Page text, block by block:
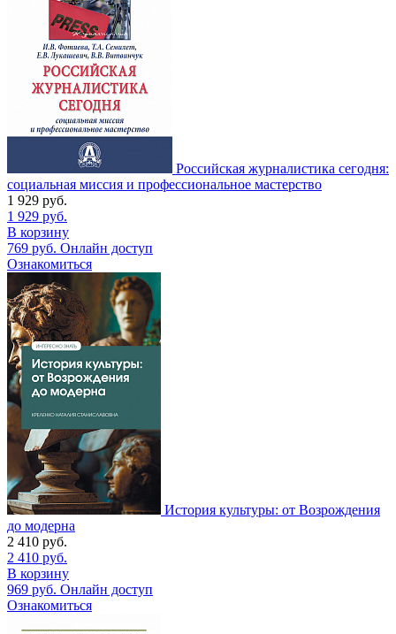
Российская журналистика сегодня:
социальная миссия и профессиональное мастерство
1 929 руб.
1 929 руб.
В корзину
769 руб. Онлайн доступ
Ознакомиться
История культуры: от Возрождения
до модерна
2 410 руб.
2 410 руб.
В корзину
969 руб. Онлайн доступ
Ознакомиться